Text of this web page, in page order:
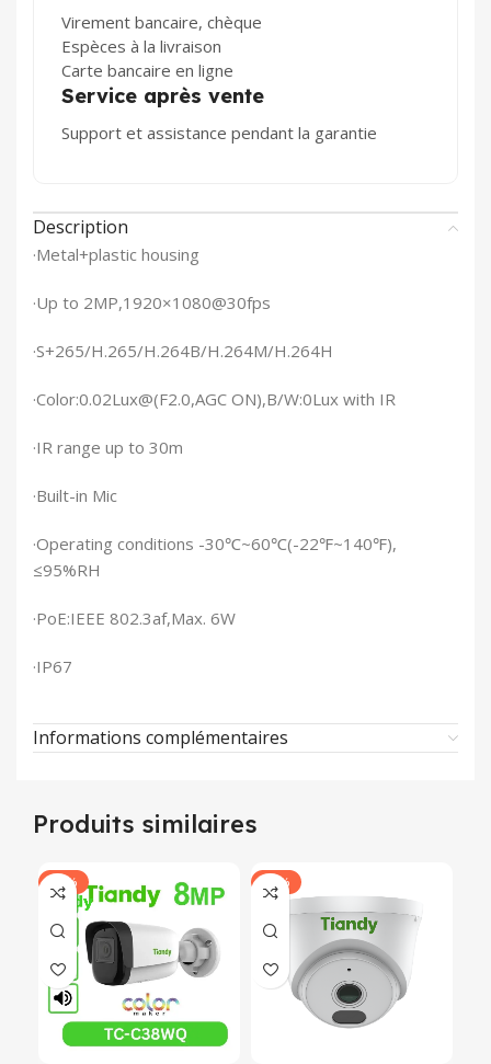
Virement bancaire, chèque
Espèces à la livraison
Carte bancaire en ligne
Service après vente
Support et assistance pendant la garantie
Description
·Metal+plastic housing
·Up to 2MP,1920×1080@30fps
·S+265/H.265/H.264B/H.264M/H.264H
·Color:0.02Lux@(F2.0,AGC ON),B/W:0Lux with IR
·IR range up to 30m
·Built-in Mic
·Operating conditions -30℃~60℃(-22℉~140℉),
≤95%RH
·PoE:IEEE 802.3af,Max. 6W
·IP67
Informations complémentaires
Produits similaires
-14% -28%